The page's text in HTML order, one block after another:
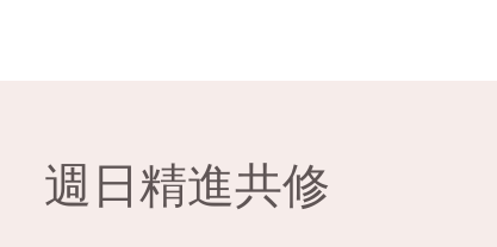
週日精進共修